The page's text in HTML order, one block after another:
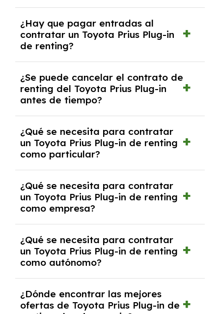
acordado.
Prius Plug-in con el seguro a todo riesgo sin
franquicia incluido dentro de las cuotas
mensuales.
¿Hay que pagar entradas al
contratar un Toyota Prius Plug-in
de renting?
tendrás que pagar ningún tipo de entrada
salvo en casos que lo exija el proveedor
debido al resultado del estudio de viabilidad
económica.
¿Se puede cancelar el contrato de
renting del Toyota Prius Plug-in
antes de tiempo?
pero puede haber penalizaciones por
cancelación anticipada. Es importante revisar
las condiciones del contrato y hablar con un
experto que te asesore.
¿Qué se necesita para contratar
un Toyota Prius Plug-in de renting
como particular?
y, en algunos casos, una consulta de solvencia
crediticia y un pago inicial.
¿Qué se necesita para contratar
un Toyota Prius Plug-in de renting
como empresa?
documentación financiera y, en algunos
casos, un informe de solvencia de la empresa
y un pago inicial.
¿Qué se necesita para contratar
un Toyota Prius Plug-in de renting
como autónomo?
autónomos, justificante de ingresos y, en
algunos casos, un informe fiscal y un pago
¿Dónde encontrar las mejores
ofertas de Toyota Prius Plug-in de